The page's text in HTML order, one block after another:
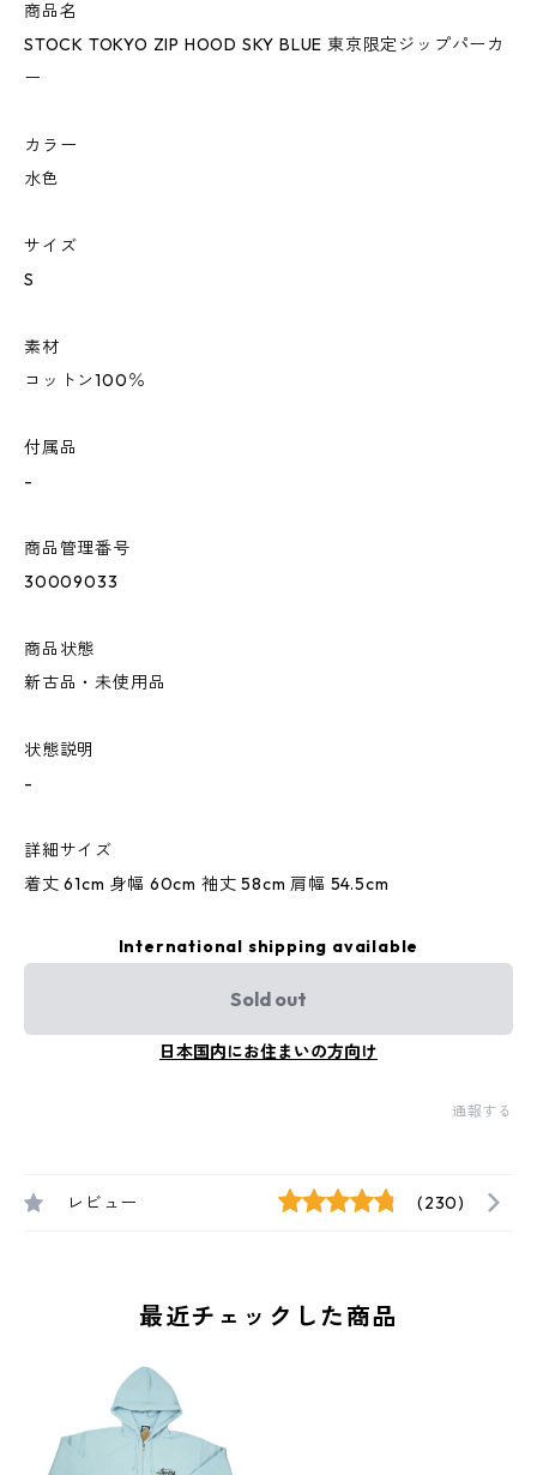
商品名
STOCK TOKYO ZIP HOOD SKY BLUE 東京限定ジップパーカ
ー
カラー
水色
サイズ
S
素材
コットン100％
付属品
-
商品管理番号
30009033
商品状態
新古品・未使用品
状態説明
-
詳細サイズ
着丈 61cm 身幅 60cm 袖丈 58cm 肩幅 54.5cm
International shipping available
Sold out
日本国内にお住まいの方向け
通報する
レビュー (230)
最近チェックした商品